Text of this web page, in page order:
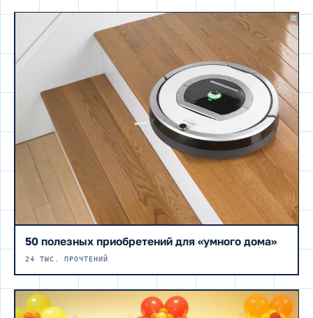
50 полезных приобретений для «умного дома»
24 ТЫС. ПРОЧТЕНИЙ